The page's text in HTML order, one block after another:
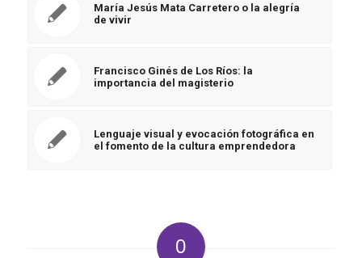
María Jesús Mata Carretero o la alegría
de vivir
Francisco Ginés de Los Ríos: la
importancia del magisterio
Lenguaje visual y evocación fotográfica en
el fomento de la cultura emprendedora
0